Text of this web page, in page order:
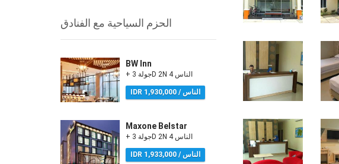
الحزم السياحية مع الفنادق
BW Inn
+ جولة 3D 2N 4 الناس
IDR 1,930,000 / الناس
Maxone Belstar
+ جولة 3D 2N 4 الناس
IDR 1,933,000 / الناس